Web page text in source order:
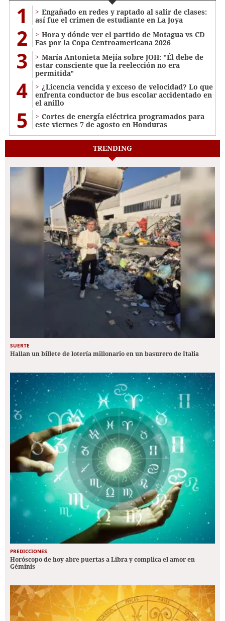
1
Engañado en redes y raptado al salir de clases:
así fue el crimen de estudiante en La Joya
2
Hora y dónde ver el partido de Motagua vs CD
Fas por la Copa Centroamericana 2026
3
María Antonieta Mejía sobre JOH: "Él debe de
estar consciente que la reelección no era
permitida"
4
¿Licencia vencida y exceso de velocidad? Lo que
enfrenta conductor de bus escolar accidentado en
el anillo
5
Cortes de energía eléctrica programados para
este viernes 7 de agosto en Honduras
TRENDING
SUERTE
Hallan un billete de lotería millonario en un basurero de Italia
PREDICCIONES
Horóscopo de hoy abre puertas a Libra y complica el amor en
Géminis